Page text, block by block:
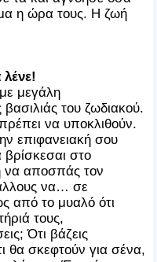
η ώρα τους. Η ζωή
μεγάλη
του ζωδιακού.
να υποκλιθούν.
επιφανειακή σου
στο
να αποσπάς τον
να… σε
από το μυαλό ότι
τους,
Ότι βάζεις
θα σκεφτούν για σένα,